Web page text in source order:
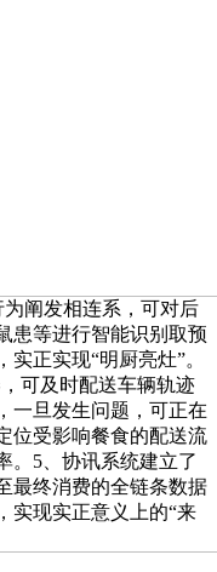
阐发相连系，可对后
患等进行智能识别取预
正实现“明厨亮灶”。
可及时配送车辆轨迹
一旦发生问题，可正在
位受影响餐食的配送流
。5、协讯系统建立了
最终消费的全链条数据
实现实正意义上的“来